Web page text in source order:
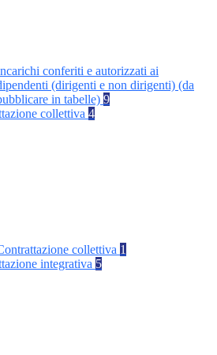
conferiti e autorizzati ai
(dirigenti e non dirigenti) (da
in tabelle) 9
collettiva 4
collettiva 1
integrativa 5